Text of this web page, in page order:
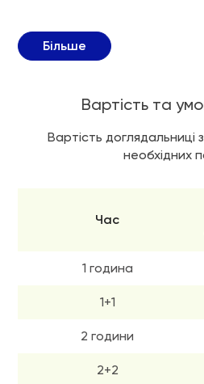
Більше
Вартість та
Вартість доглядальниці
необхідних
Час
1 година
1+1
2 години
2+2